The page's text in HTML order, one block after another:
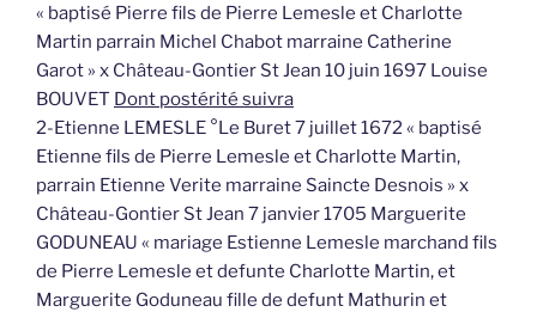
« baptisé Pierre fils de Pierre Lemesle et Charlotte
Martin parrain Michel Chabot marraine Catherine
Garot » x Château-Gontier St Jean 10 juin 1697 Louise
BOUVET Dont postérité suivra
2-Etienne LEMESLE °Le Buret 7 juillet 1672 « baptisé
Etienne fils de Pierre Lemesle et Charlotte Martin,
parrain Etienne Verite marraine Saincte Desnois » x
Château-Gontier St Jean 7 janvier 1705 Marguerite
GODUNEAU « mariage Estienne Lemesle marchand fils
de Pierre Lemesle et defunte Charlotte Martin, et
Marguerite Goduneau fille de defunt Mathurin et